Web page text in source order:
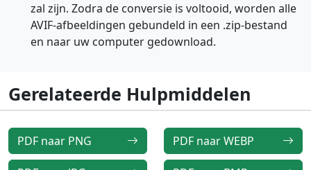
zal zijn. Zodra de conversie is voltooid, worden alle
AVIF-afbeeldingen gebundeld in een .zip-bestand
en naar uw computer gedownload.
Gerelateerde Hulpmiddelen
PDF naar PNG PDF naar WEBP